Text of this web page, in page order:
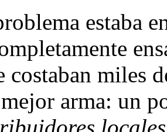
estaba
costaban miles
arma: un